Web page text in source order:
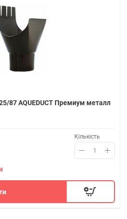
87 AQUEDUCT Премиум металл
Кількість